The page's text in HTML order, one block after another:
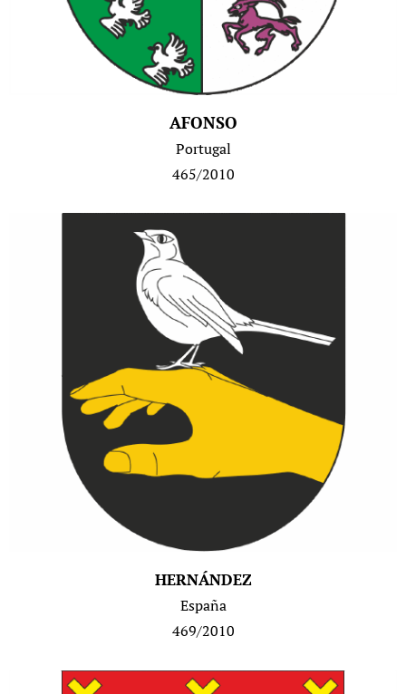
AFONSO
Portugal
465/2010
HERNÁNDEZ
España
469/2010